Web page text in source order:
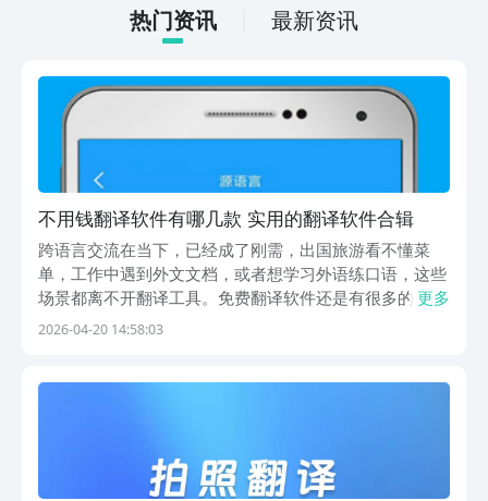
有性价比的APP，身后有阿里巴巴灵犀互
娱大厂支持，玩手游就到九游，海量代金
飙升的感觉。
热门资讯 最新资讯
不用钱翻译软件有哪几款 实用的翻译软件合辑
跨语言交流在当下，已经成了刚需，出国旅游看不懂菜
单，工作中遇到外文文档，或者想学习外语练口语，这些
场景都离不开翻译工具。免费翻译软件还是有很多的，从
最开始只能翻译几个单词，到现在能处理整篇文档还保留
术...
更多
2026-04-20 14:58:03